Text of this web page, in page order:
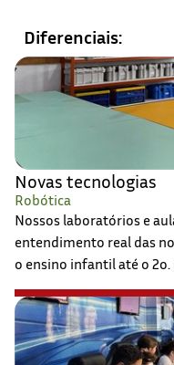
Diferenciais:
Novas tecnologias
Robótica
Nossos laboratórios e
entendimento real das
o ensino infantil até o 2o.